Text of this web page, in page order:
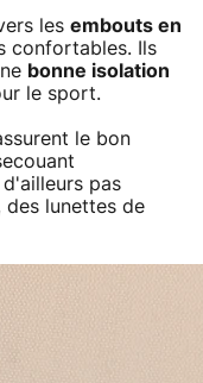
les embouts en
confortables. Ils
bonne isolation
le sport.
le bon
pas
des lunettes de